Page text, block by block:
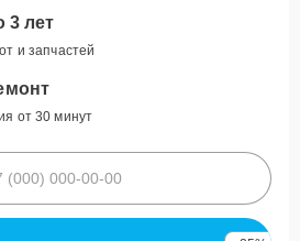
3 лет
и запчастей
от 30 минут